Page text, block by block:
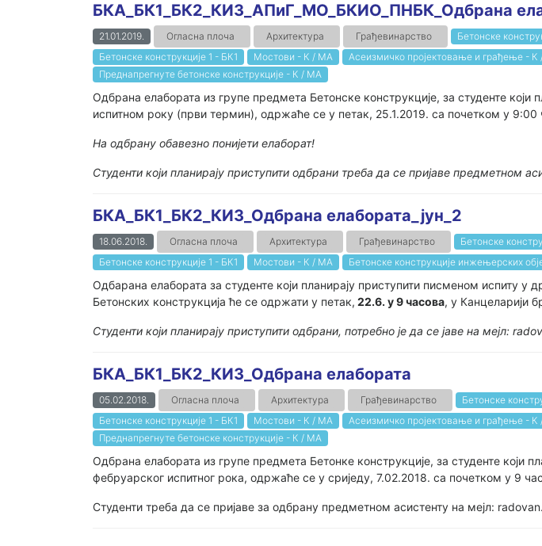
БКА_БК1_БК2_КИ3_AПиГ_МО_БКИО_ПНБК_Одбрана
21.01.2019. Огласна плоча Архитектура Грађевинарство Бетонске
Бетонске конструкције 1 - БК1
Мостови - К / МА Асеизмичко пројектовање и грађење -
Преднапрегнуте бетонске конструкције - К / МА
Одбрана елабората из групе предмета Бетонске конструкције, за студенте
испитном року (први термин), одржаће се у петак, 25.1.2019. са почетком у 9:00
На одбрану обавезно понијети елаборат!
Студенти који планирају приступити одбрани треба да се пријаве предметном
БКА_БК1_БК2_КИ3_Одбрана елабората_јун_2
18.06.2018. Огласна плоча Архитектура Грађевинарство Бетонске
Бетонске конструкције 1 - БК1
Мостови - К / МА Бетонске конструкције инжењерских
Одбарана елабората за студенте који планирају приступити писменом испиту у
Бетонских конструкција ће се одржати у петак, 22.6. у 9 часова, у Канцеларији
Студенти који планирају приступити одбрани, потребно је да се јаве на мејл:
БКА_БК1_БК2_КИ3_Одбрана елабората
05.02.2018. Огласна плоча Архитектура Грађевинарство Бетонске
Бетонске конструкције 1 - БК1
Мостови - К / МА Асеизмичко пројектовање и грађење -
Преднапрегнуте бетонске конструкције - К / МА
Одбрана елабората из групе предмета Бетонке конструкције, за студенте који
фебруарског испитног рока, одржаће се у сриједу, 7.02.2018. са почетком у 9
Студенти треба да се пријаве за одбрану предметном асистенту на мејл: